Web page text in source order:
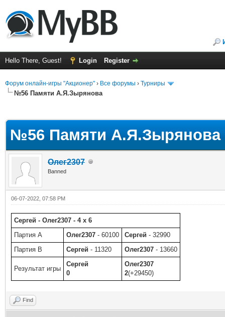
Hello There, Guest! Login Register
Форум онлайн-игры "Акционер" › Все форумы › Турниры
№56 Памяти А.Я.Зырянова
№56 Памяти А.Я.Зырянова
Олег2307
Banned
06-07-2022, 07:58 PM
Сергей - Олег2307 - 4 x 6
Партия A
Олег2307 - 60100 Сергей - 32990
Партия B
Сергей - 11320 Олег2307 - 13660
Результат игры
Сергей
0
Олег2307
2(+29450)
Find